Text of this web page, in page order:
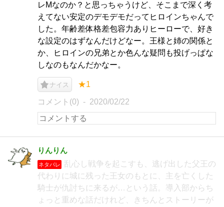
レMなのか？と思っちゃうけど、そこまで深く考
えてない安定のデモデモだってヒロインちゃんで
した。年齢差体格差包容力ありヒーローで、好き
な設定のはずなんだけどなー。王様と姉の関係と
か、ヒロインの兄弟とか色んな疑問も投げっぱな
しなのもなんだかなー。
ナイス ★1
コメント(0) 2020/02/22
りんりん
ネタバレ
乱心し戦争を起こすも、逃げ出した父王の
代わりに城に残った王女のもとに、主を亡くした
騎士が仇討ちに来るが…という話。導入部からち
ょっと重めな話だけれど、きちんとストーリーが